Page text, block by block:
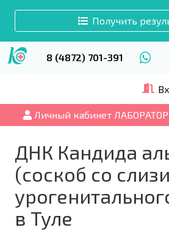
Получить
8 (4872) 701-391
Личный кабинет
ДНК Кандида
(соскоб со
в Туле